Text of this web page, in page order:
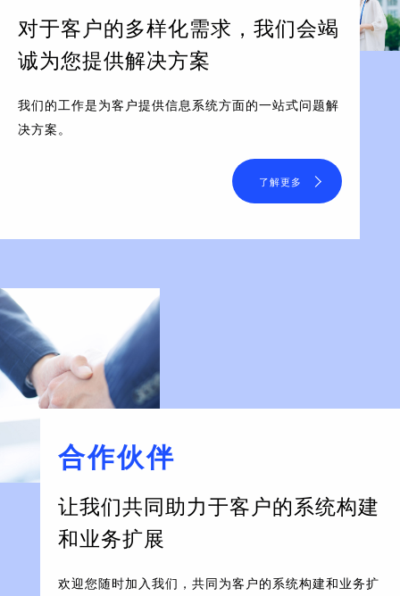
对于客户的多样化需求， 我们会竭
诚为您提供解决方案
我们的工作是为客户提供信息系统方面的一站式问题解
决方案。
了解更多
合作伙伴
让我们共同助力于客户的系统构建
和业务扩展
欢迎您随时加入我们，共同为客户的系统构建和业务扩